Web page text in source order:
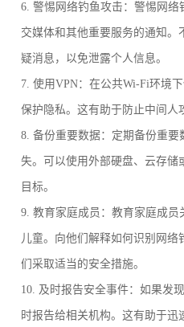
6. 警惕网络钓鱼攻击：警惕网
交媒体和其他重要服务的通知。
疑消息，以免泄露个人信息。
7. 使用VPN：在公共Wi-Fi环境
保护隐私。这有助于防止中间人
8. 备份重要数据：定期备份重
失。可以使用外部硬盘、云存储
目标。
9. 教育家庭成员：教育家庭成
儿童。向他们解释如何识别网
们采取适当的安全措施。
10. 及时报告安全事件：如果发
时报告给相关机构。这有助于迅